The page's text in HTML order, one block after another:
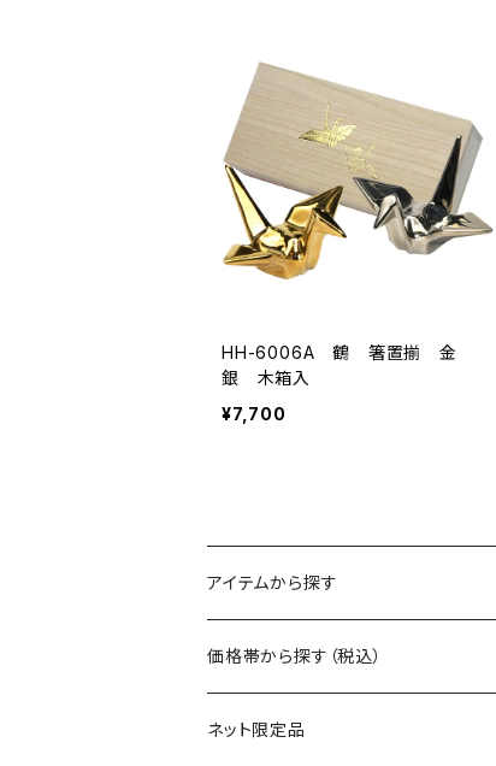
HH-6006A 鶴 箸置揃 金
銀 木箱入
¥7,700
アイテムから探す
マグ
保冷缶ホルダー
価格帯から探す（税込）
～550円
ネット限定品